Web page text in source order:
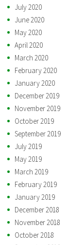
July 2020
June 2020
May 2020
April 2020
March 2020
February 2020
January 2020
December 2019
November 2019
October 2019
September 2019
July 2019
May 2019
March 2019
February 2019
January 2019
December 2018
November 2018
October 2018